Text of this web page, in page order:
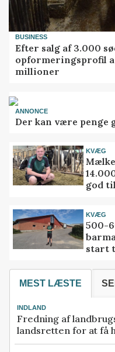
BUSINESS
Efter salg af 3.000
opformeringsprofil
millioner
ANNONCE
Der kan være penge
KVÆG
god
KVÆG
500-
start
MEST LÆSTE
INDLAND
Fredning af
landsretten for at få